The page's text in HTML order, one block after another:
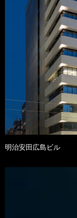
明治安田広島ビル